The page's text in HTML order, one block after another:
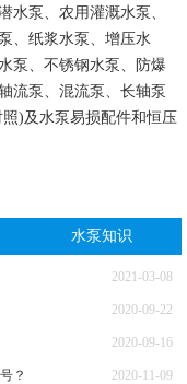
水泵、农用灌溉水泵、
、纸浆水泵、增压水
泵、不锈钢水泵、防爆
流泵、混流泵、长轴泵
)及水泵易损配件和恒压
水泵知识
2021-03-08
2020-09-22
2020-09-16
？ 2020-11-09